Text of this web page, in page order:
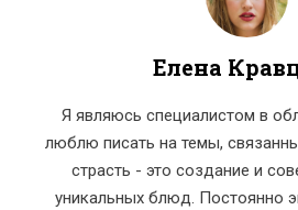
Елена
Я являюсь специалистом в
люблю писать на темы,
страсть - это создание и
уникальных блюд. Постоянно